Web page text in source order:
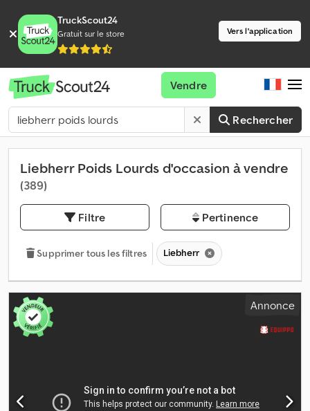
TruckScout24
Gratuit sur le store Vers l'application
Rechercher
Vendre
Liebherr Poids Lourds d'occasion à vendre
(389)
Filtre Pertinence
Supprimer tous les filtres Liebherr
Annonce